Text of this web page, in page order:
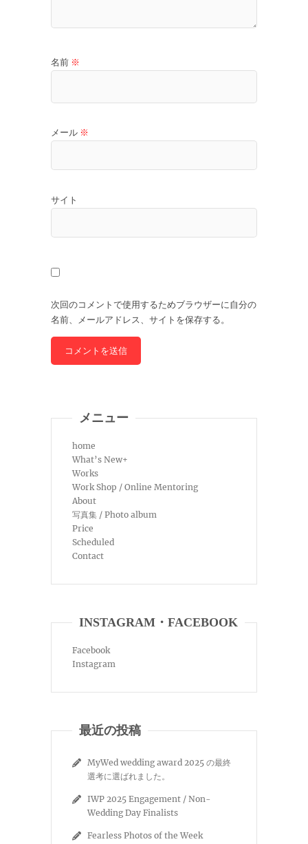
名前 ※
メール ※
サイト
次回のコメントで使用するためブラウザーに自分の
名前、メールアドレス、サイトを保存する。
メニュー
home
What’s New+
Works
Work Shop / Online Mentoring
About
写真集 / Photo album
Price
Scheduled
Contact
INSTAGRAM・FACEBOOK
Facebook
Instagram
最近の投稿
MyWed wedding award 2025 の最終
選考に選ばれました。
IWP 2025 Engagement / Non-
Wedding Day Finalists
Fearless Photos of the Week